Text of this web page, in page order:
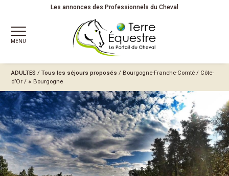
Les annonces des Professionnels du Cheval
MENU
ADULTES /Tous les séjours proposés / Bourgogne-Franche-Comté / Côte-
d’Or /※ Bourgogne